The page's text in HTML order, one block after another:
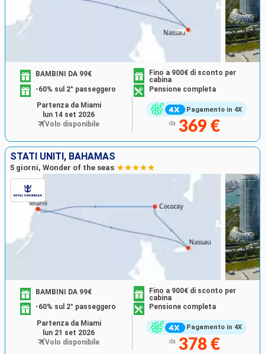
Pagamento in 4X
BAMBINI DA 99€
Fino a 900€ di sconto per
cabina
-60% sul 2° passeggero
Pensione completa
da 369 €
Partenza da Miami
lun 14 set 2026
Volo disponibile
STATI UNITI, BAHAMAS
5 giorni, Wonder of the seas
Pagamento in 4X
BAMBINI DA 99€
Fino a 900€ di sconto per
cabina
-60% sul 2° passeggero
Pensione completa
da 378 €
Partenza da Miami
lun 21 set 2026
Volo disponibile